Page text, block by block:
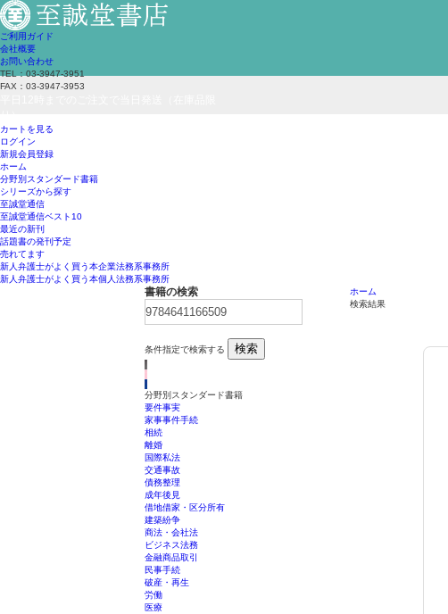
ご利用ガイド
会社概要
お問い合わせ
TEL：03-3947-3951
FAX：03-3947-3953
カートを見る
ログイン
新規会員登録
ホーム
分野別スタンダード書籍
シリーズから探す
至誠堂通信
至誠堂通信ベスト10
最近の新刊
話題書の発刊予定
売れてます
新人弁護士がよく買う本企業法務系事務所
新人弁護士がよく買う本個人法務系事務所
ホーム
検索結果
書籍の検索
条件指定で検索する 検索
分野別スタンダード書籍
要件事実
家事事件手続
相続
離婚
国際私法
交通事故
債務整理
成年後見
借地借家・区分所有
建築紛争
商法・会社法
ビジネス法務
金融商品取引
民事手続
破産・再生
労働
医療